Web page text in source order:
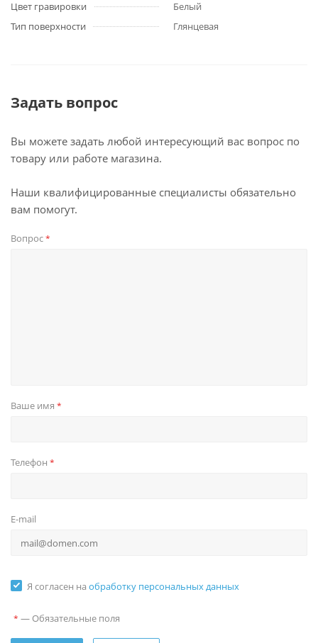
Цвет гравировки
Белый
Тип поверхности
Глянцевая
Задать вопрос
Вы можете задать любой интересующий вас вопрос по
товару или работе магазина.
Наши квалифицированные специалисты обязательно
вам помогут.
Вопрос*
Ваше имя *
Телефон *
E-mail
Я согласен на обработку персональных данных
* — Обязательные поля